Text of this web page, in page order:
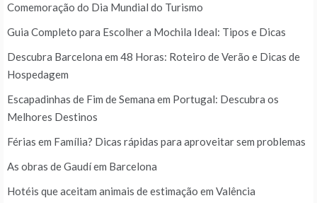
Comemoração do Dia Mundial do Turismo
Guia Completo para Escolher a Mochila Ideal: Tipos e Dicas
Descubra Barcelona em 48 Horas: Roteiro de Verão e Dicas de
Hospedagem
Escapadinhas de Fim de Semana em Portugal: Descubra os
Melhores Destinos
Férias em Família? Dicas rápidas para aproveitar sem problemas
As obras de Gaudí em Barcelona
Hotéis que aceitam animais de estimação em Valência